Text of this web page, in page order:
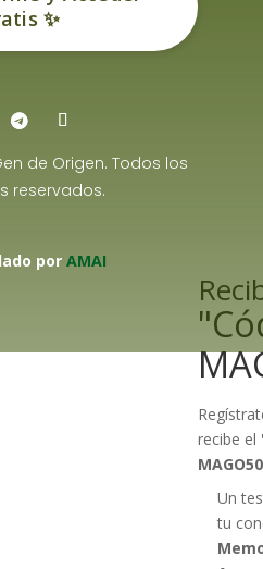
✨
de Origen. Todos los
reservados.
porAMAI
recibe el
Un
tu